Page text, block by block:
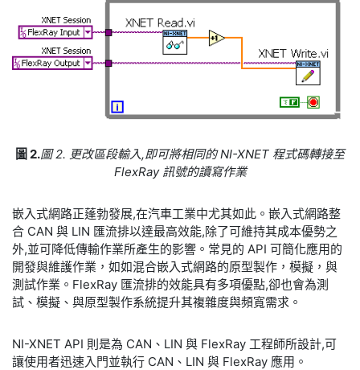
圖 2.圖 2. 更改區段輸入,即可將相同的 NI-XNET 程式碼轉接至
FlexRay 訊號的讀寫作業
嵌入式網路正蓬勃發展,在汽車工業中尤其如此。嵌入式網路整
合 CAN 與 LIN 匯流排以達最高效能,除了可維持其成本優勢之
外,並可降低傳輸作業所產生的影響。常見的 API 可簡化應用的
開發與維護作業，如如混合嵌入式網路的原型製作，模擬，與
測試作業。FlexRay 匯流排的效能具有多項優點,卻也會為測
試、模擬、與原型製作系統提升其複雜度與頻寬需求。
NI-XNET API 則是為 CAN、LIN 與 FlexRay 工程師所設計,可
讓使用者迅速入門並執行 CAN、LIN 與 FlexRay 應用。